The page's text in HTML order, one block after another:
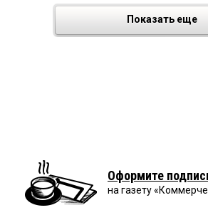
Показать еще
Оформите
на газету